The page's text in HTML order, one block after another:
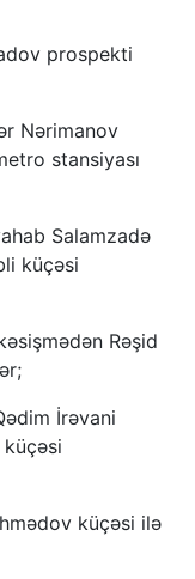
prospekti
Nərimanov
stansiyası
Salamzadə
küçəsi
Rəşid
İrəvani
küçəsi ilə